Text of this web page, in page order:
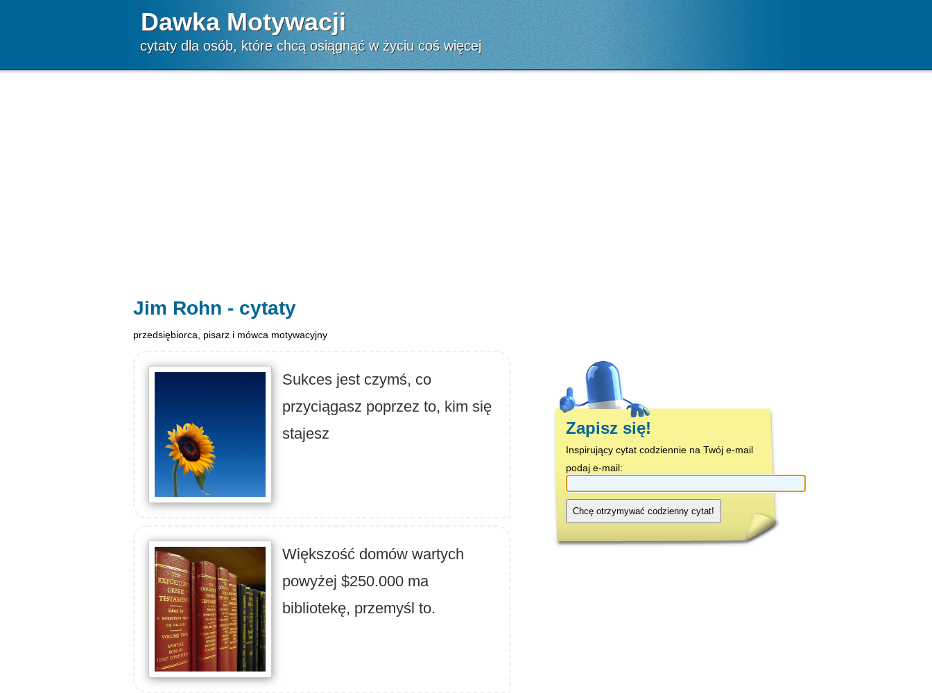
Dawka Motywacji
cytaty dla osób, które chcą osiągnąć w życiu coś więcej
Jim Rohn - cytaty
przedsiębiorca, pisarz i mówca motywacyjny
Sukces jest czymś, co
przyciągasz poprzez to, kim się
stajesz
Większość domów wartych
powyżej $250.000 ma
bibliotekę, przemyśl to.
Zapisz się!
Inspirujący cytat codziennie na Twój e-mail
podaj e-mail:
Chcę otrzymywać codzienny cytat!